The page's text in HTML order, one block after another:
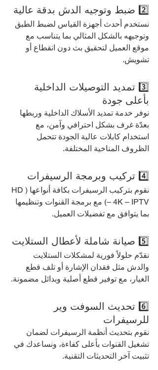
2️⃣ ضبط وتوجيه الدش بدقة عالية
نستخدم أحدث أجهزة القياس لضبط الطبق
وتوجيهه بالشكل المثالي بما يتناسب مع
موقع العميل لتحقيق بث دون انقطاع أو
تشويش.
3️⃣ تمديد التوصيلات الداخلية
بأعلى جودة
نوفر خدمة تمديد الأسلاك الداخلية وربطها
بعدّة غرف بشكل احترافي وآمن، مع
استخدام كابلات عالية الجودة تتحمل
الظروف المناخية المختلفة.
4️⃣ تركيب وبرمجة الرسيفرات
نقوم بتركيب الرسيفرات بكافة أنواعها (HD
– 4K – IPTV) مع برمجة القنوات وتنظيمها
بما يتوافق مع تفضيلات العميل.
5️⃣ صيانة شاملة لأعطال الستلايت
نقدّم حلولاً فورية لمشكلات الستلايت
والدش مثل فقدان الإشارة أو تلف قطع
الغيار، مع توفير قطع أصلية وبدائل مضمونة.
6️⃣ تحديث السوفت وير
للرسيفرات
نقوم بتحديث أنظمة الرسيفرات لضمان
تشغيل القنوات بأعلى كفاءة، ونساعدك في
تثبيت آخر التحديثات التقنية.